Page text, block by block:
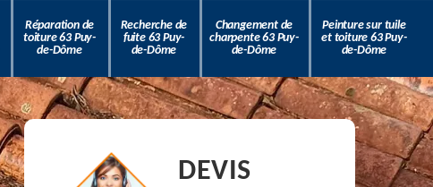
Réparation de
toiture 63 Puy-
de-Dôme
Recherche de
fuite 63 Puy-
de-Dôme
Changement de
charpente 63 Puy-
de-Dôme
Peinture sur tuile
et toiture 63 Puy-
de-Dôme
DEVIS